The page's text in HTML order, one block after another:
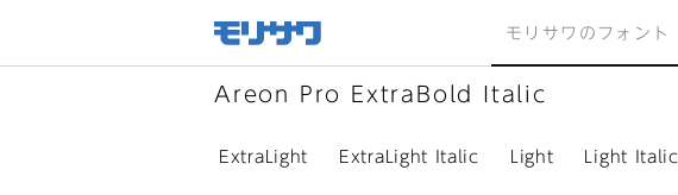
モリサワのフォント
Areon Pro ExtraBold Italic
ExtraLight ExtraLight Italic Light Light Italic